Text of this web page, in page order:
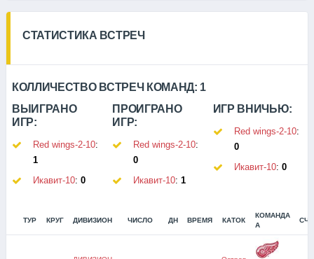
СТАТИСТИКА ВСТРЕЧ
КОЛЛИЧЕСТВО ВСТРЕЧ КОМАНД: 1
ВЫИГРАНО
ИГР:
Red wings-2-10:
1
Икавит-10: 0
ПРОИГРАНО
ИГР:
Red wings-2-10:
0
Икавит-10:1
ИГР ВНИЧЬЮ:
Red wings-2-10:
0
Икавит-10: 0
ТУР КРУГ ДИВИЗИОН ЧИСЛО ДН ВРЕМЯ КАТОК
КОМАНДА
А